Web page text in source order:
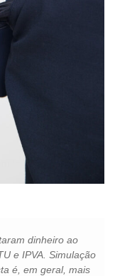
dinheiro ao
e IPVA. Simulação
é, em geral, mais